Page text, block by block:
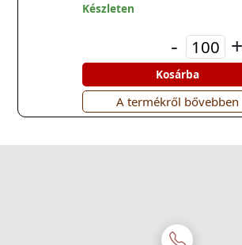
Készleten
- +
Kosárba
A termékről bővebben